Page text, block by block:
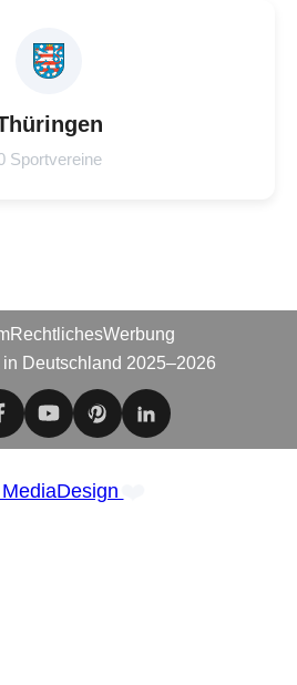
Sportvereine
RechtlichesWerbung
Deutschland 2025–2026